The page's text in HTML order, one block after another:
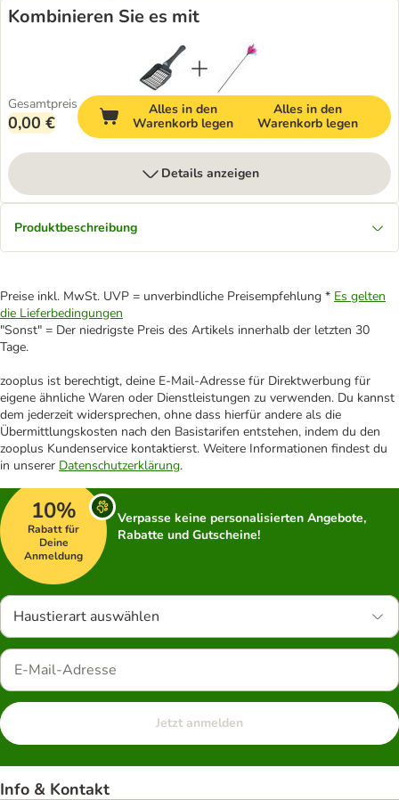
Kombinieren Sie es mit
Gesamtpreis
0,00 €
Alles in den
Warenkorb legen
Alles in den
Warenkorb legen
Details anzeigen
Produktbeschreibung
Preise inkl. MwSt. UVP = unverbindliche Preisempfehlung * Es gelten
die Lieferbedingungen
"Sonst" = Der niedrigste Preis des Artikels innerhalb der letzten 30
Tage.
zooplus ist berechtigt, deine E-Mail-Adresse für Direktwerbung für
eigene ähnliche Waren oder Dienstleistungen zu verwenden. Du kannst
dem jederzeit widersprechen, ohne dass hierfür andere als die
Übermittlungskosten nach den Basistarifen entstehen, indem du den
zooplus Kundenservice kontaktierst. Weitere Informationen findest du
in unserer Datenschutzerklärung.
10%
Rabatt für
Deine
Anmeldung
Verpasse keine personalisierten Angebote,
Rabatte und Gutscheine!
Haustierart auswählen
Jetzt anmelden
Info & Kontakt